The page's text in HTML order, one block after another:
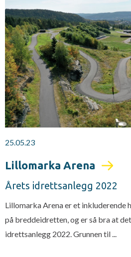
25.05.23
Lillomarka Arena
Årets idrettsanlegg 2022
Lillomarka Arena er et inkluderende
på breddeidretten, og er så bra at
idrettsanlegg 2022. Grunnen til ...